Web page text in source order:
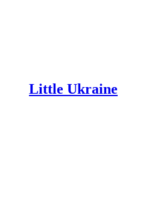
Little Ukraine